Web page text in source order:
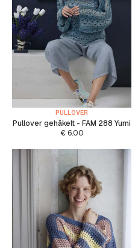
PULLOVER
Pullover gehäkelt - FAM 288 Yumi
€6.00